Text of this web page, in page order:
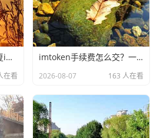
手把手教你用助记词恢复imToken钱包，安全指南与实操全流程
在看
imtoken手续费怎么交？一文理清全链手续费缴纳逻辑与实操指南
2026-08-07 163 人在看